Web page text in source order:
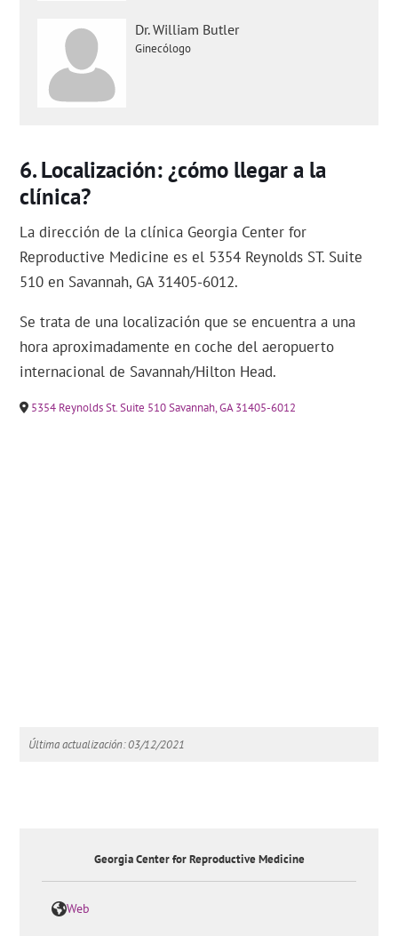
Dr. William Butler
Ginecólogo
Localización: ¿cómo llegar a la
clínica?
La dirección de la clínica Georgia Center for
Reproductive Medicine es el 5354 Reynolds ST. Suite
510 en Savannah, GA 31405-6012.
Se trata de una localización que se encuentra a una
hora aproximadamente en coche del aeropuerto
internacional de Savannah/Hilton Head.
5354 Reynolds St. Suite 510 Savannah, GA 31405-6012
Última actualización: 03/12/2021
Georgia Center for Reproductive Medicine
Web